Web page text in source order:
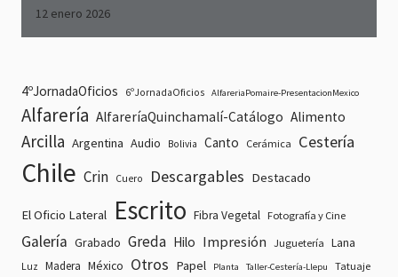
12 enero 2026
4ºJornadaOficios 6ºJornadaOficios AlfareriaPomaire-PresentacionMexico
Alfarería AlfareríaQuinchamalí-Catálogo Alimento
Arcilla Argentina Audio Bolivia Canto Cerámica Cestería
Chile Crin Cuero Descargables Destacado
El Oficio Lateral Escrito Fibra Vegetal Fotografía y Cine
Galería Grabado Greda Hilo Impresión Juguetería Lana
Luz Madera México Otros Papel Planta Taller-Cestería-Llepu Tatuaje